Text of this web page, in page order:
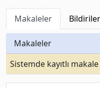
Makaleler Bildiriler
Makaleler
Sistemde kayıtlı